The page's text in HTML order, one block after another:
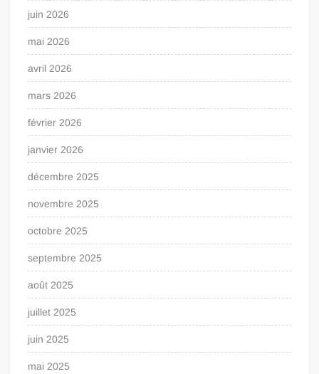
juin 2026
mai 2026
avril 2026
mars 2026
février 2026
janvier 2026
décembre 2025
novembre 2025
octobre 2025
septembre 2025
août 2025
juillet 2025
juin 2025
mai 2025